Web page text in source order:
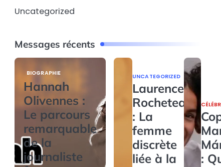
Uncategorized
Messages récents
BIOGRAPHIE
Hannah
Olivennes :
Le parcours
remarquable
de la
journaliste
UNCATEGORIZED
Laurence
Rocheteau
: La
femme
discrète
liée à la
: